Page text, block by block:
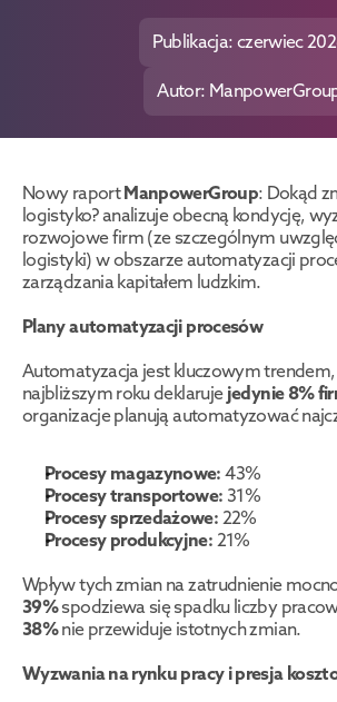
Publikacja: czerwiec
Autor:
Nowy raport ManpowerGroup: Dokąd
logistyko? analizuje obecną kondycję,
rozwojowe firm (ze szczególnym
logistyki) w obszarze automatyzacji
zarządzania kapitałem ludzkim.
Plany automatyzacji procesów
Automatyzacja jest kluczowym trendem,
najbliższym roku deklaruje jedynie 8%
organizacje planują automatyzować
Procesy magazynowe: 43%
Procesy transportowe: 31%
Procesy sprzedażowe: 22%
Procesy produkcyjne: 21%
39%
38% nie przewiduje istotnych zmian.
Wyzwania na rynku pracy i presja